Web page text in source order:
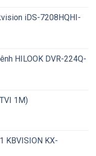
iDS-7208HQHI-
HILOOK DVR-224Q-
1M)
KBVISION KX-